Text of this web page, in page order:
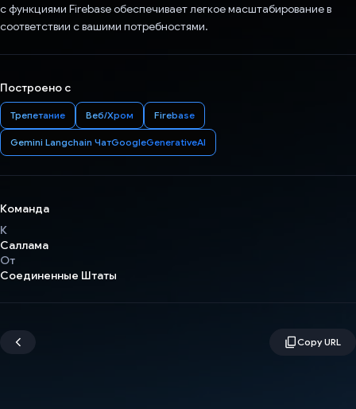
с функциями Firebase обеспечивает легкое масштабирование в
соответствии с вашими потребностями.
Построено с
Трепетание Веб/Хром Firebase
Gemini Langchain ЧатGoogleGenerativeAI
Команда
К
Саллама
От
Соединенные Штаты